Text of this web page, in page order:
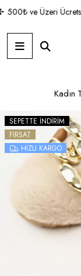
500₺ ve Üzeri
Kadın
SEPETTE İNDIRIM
FIRSAT
HIZLI KARGO